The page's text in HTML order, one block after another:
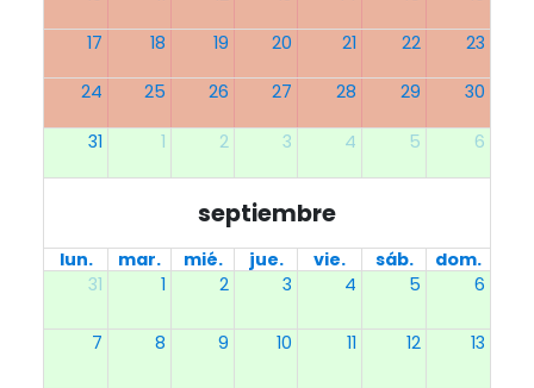
17 18 19 20 21 22 23
24 25 26 27 28 29 30
31 1 2 3 4 5 6
septiembre
lun. mar. mié. jue. vie. sáb.
dom.
31
1 2 3 4 5 6
7 8 9 10 11 12 13